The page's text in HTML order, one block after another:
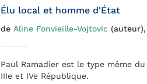
Élu local et homme d'État
de Aline Fonvieille-Vojtovic (auteur),
Paul Ramadier est le type même
IIIe et IVe République.